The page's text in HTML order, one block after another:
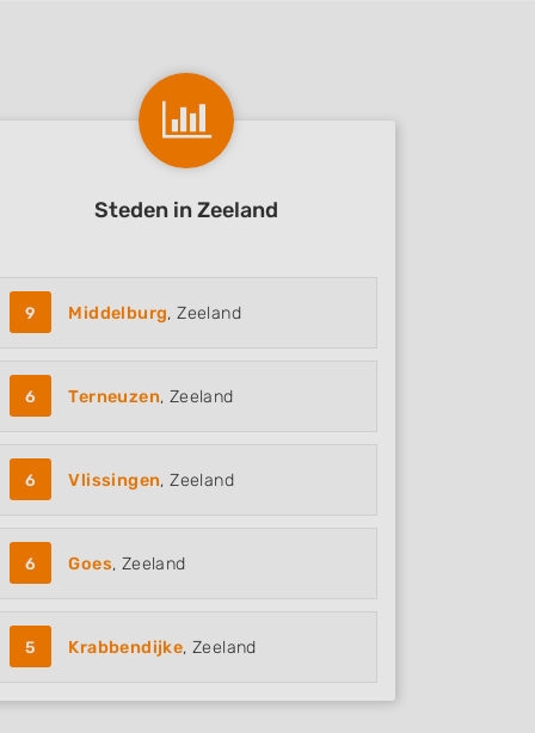
Steden in Zeeland
9 Middelburg, Zeeland
6 Terneuzen, Zeeland
6 Vlissingen, Zeeland
6 Goes, Zeeland
5 Krabbendijke, Zeeland